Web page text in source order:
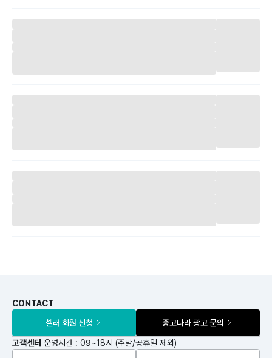
CONTACT
셀러 회원 신청
중고나라 광고 문의
고객센터 운영시간 : 09~18시 (주말/공휴일 제외)